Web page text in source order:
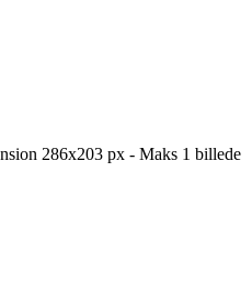
286x203 px - Maks 1 billede